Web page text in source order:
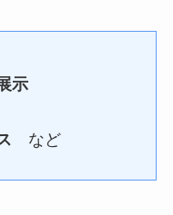
示
など